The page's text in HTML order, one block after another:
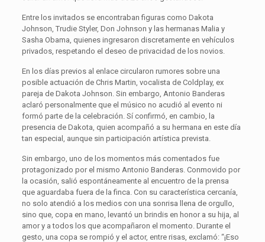
Entre los invitados se encontraban figuras como Dakota
Johnson, Trudie Styler, Don Johnson y las hermanas Malia y
Sasha Obama, quienes ingresaron discretamente en vehículos
privados, respetando el deseo de privacidad de los novios.
En los días previos al enlace circularon rumores sobre una
posible actuación de Chris Martin, vocalista de Coldplay, ex
pareja de Dakota Johnson. Sin embargo, Antonio Banderas
aclaró personalmente que el músico no acudió al evento ni
formó parte de la celebración. Sí confirmó, en cambio, la
presencia de Dakota, quien acompañó a su hermana en este día
tan especial, aunque sin participación artística prevista.
Sin embargo, uno de los momentos más comentados fue
protagonizado por el mismo Antonio Banderas. Conmovido por
la ocasión, salió espontáneamente al encuentro de la prensa
que aguardaba fuera de la finca. Con su característica cercanía,
no solo atendió a los medios con una sonrisa llena de orgullo,
sino que, copa en mano, levantó un brindis en honor a su hija, al
amor y a todos los que acompañaron el momento. Durante el
gesto, una copa se rompió y el actor, entre risas, exclamó: “¡Eso